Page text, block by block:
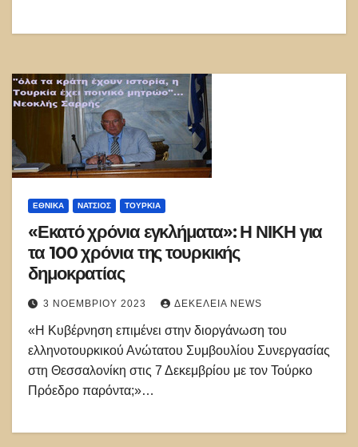
ΕΘΝΙΚΑ ΝΑΤΣΙΌΣ ΤΟΥΡΚΊΑ
«Εκατό χρόνια εγκλήματα​»: Η ΝΙΚΗ για
τα 100 χρόνια της τουρκικής
δημοκρατίας
3 ΝΟΕΜΒΡΊΟΥ 2023 ΔΕΚΈΛΕΙΑ NEWS
«Η Κυβέρνηση επιμένει στην διοργάνωση του
ελληνοτουρκικού Ανώτατου Συμβουλίου Συνεργασίας
στη Θεσσαλονίκη στις 7 Δεκεμβρίου με τον Τούρκο
Πρόεδρο παρόντα;»…